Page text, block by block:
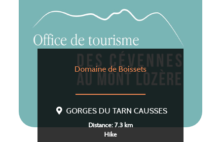
Domaine de Boissets
GORGES DU TARN CAUSSES
Distance: 7.3 km
Hike